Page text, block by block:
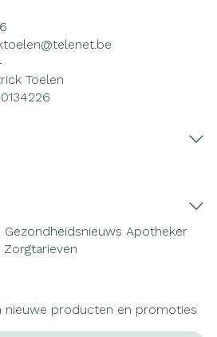
telenet.be
Toelen
Gezondheidsnieuws Apotheker
Zorgtarieven
nieuwe producten en promoties